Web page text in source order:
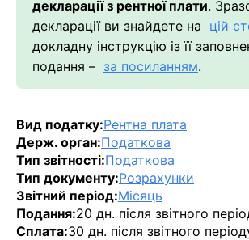
декларації з рентної плати.
декларації ви знайдете на цій
докладну інструкцію із її
подання – за посиланням.
Вид податку:Рентна плата
Держ. орган:Податкова
Тип звітності:Податкова
Тип документу:Розрахунки
Звітний період:Місяць
Подання:20 дн. після звітного
Сплата:30 дн. після звітного